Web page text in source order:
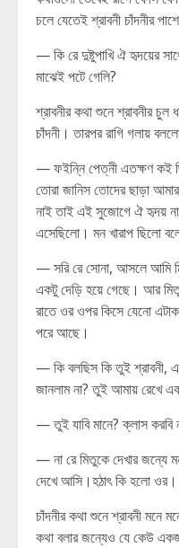
চলে যেতেই শ্রাবনী চাঁদনীর
— কি রে দুষ্টুপাখি ঐ হৃদয়ের
মাঝেই পটে গেলি?
শ্রাবনীর কথা শুনে শ্রাবনীর চুল
চাঁদনী। তারপর রাগি গলায়
— ফইন্নি পেত্নী এতক্ষণ কই
তোরা জানিস তোদের ছাড়া
নাই তাই এই সুজোগে ঐ হৃদয়
এসেছিলো। মন খারাপ ছিলো
— সরি রে সোনা, আসলে আমি
একটু দেড়ি হয়ে গেছে। আর
রাতে ওর ওপর কিসে যেনো
পরে আছে।
— কি বলছিস কি তুই
জানলাম না? তুই আমায় রেখে
— তুই যাবি মানে? ক্লাস
— না রে মিতুকে দেখার জন্যে
দেখে আসি।হঠাৎ কি হলো ওর।
চাঁদনীর কথা শুনে শ্রাবনী মনে
কথা বলার জন্যেও যে কেউ